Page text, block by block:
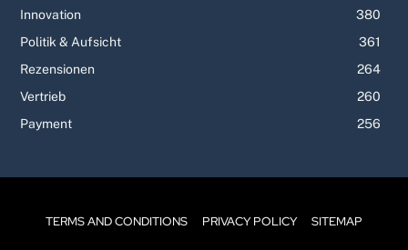
Innovation
380
Politik & Aufsicht
361
Rezensionen
264
Vertrieb
260
Payment
256
TERMS AND CONDITIONS PRIVACY POLICY SITEMAP